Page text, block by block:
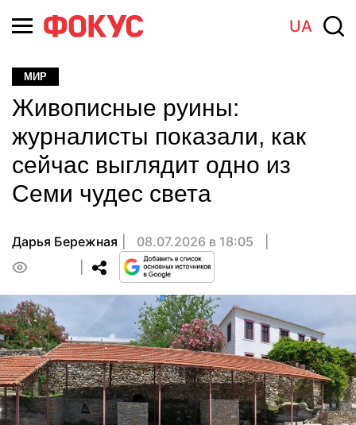
UA
МИР
Живописные руины:
журналисты показали, как
сейчас выглядит одно из
Семи чудес света
Дарья Бережная
08.07.2026 в 18:05